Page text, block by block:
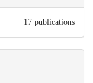
17 publications